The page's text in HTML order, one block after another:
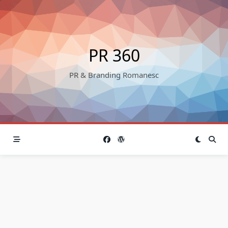
Skip
to
content
PR 360
PR & Branding Romanesc